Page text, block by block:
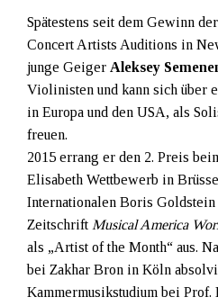
Spätestens seit dem Gewinn
Concert Artists Auditions in
junge Geiger Aleksey
Violinisten und kann sich über
in Europa und den USA, als
freuen.
2015 errang er den 2. Preis
Elisabeth Wettbewerb in
Internationalen Boris
Zeitschrift Musical America
als „Artist of the Month“ aus.
bei Zakhar Bron in Köln
Kammermusikstudium bei Prof.